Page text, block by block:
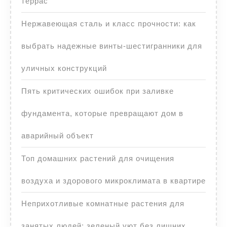
Нержавеющая сталь и класс прочности: как
выбрать надежные винты-шестигранники для
уличных конструкций
Пять критических ошибок при заливке
фундамента, которые превращают дом в
аварийный объект
Топ домашних растений для очищения
воздуха и здорового микроклимата в квартире
Неприхотливые комнатные растения для